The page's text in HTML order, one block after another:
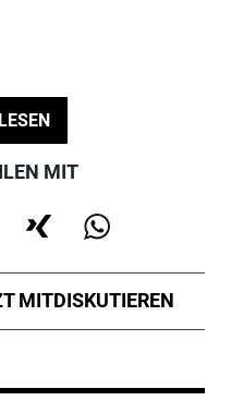
MIT
MITDISKUTIEREN